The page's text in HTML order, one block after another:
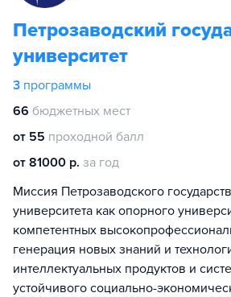
Петрозаводский
университет
3 программы
66 бюджетных мест
от 55 проходной балл
от 81000 р. за год
Миссия Петрозаводского
университета как опорного
компетентных
генерация новых знаний и
интеллектуальных продуктов и
устойчивого социально-